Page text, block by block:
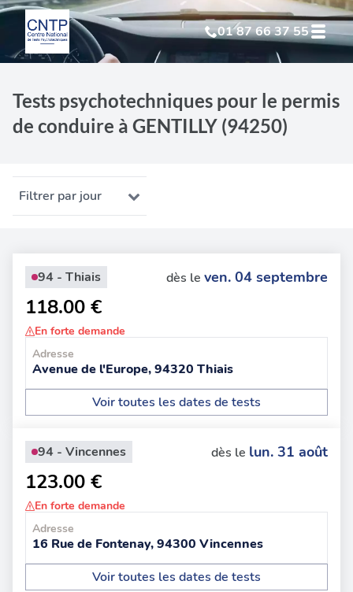
01 87 66 37 55
Test Psychotechniquesuite à annulation
Test Psychotechnique
Test Psychotechnique
Tests psychotechniques pour le permis
de conduire à GENTILLY (94250)
Filtrer par jour
94 - Thiais dès le ven. 04 septembre
118.00 €
En forte demande
Adresse
Avenue de l'Europe, 94320 Thiais
Voir toutes les dates de tests
94 - Vincennes dès le lun. 31 août
123.00 €
En forte demande
Adresse
16 Rue de Fontenay, 94300 Vincennes
Voir toutes les dates de tests